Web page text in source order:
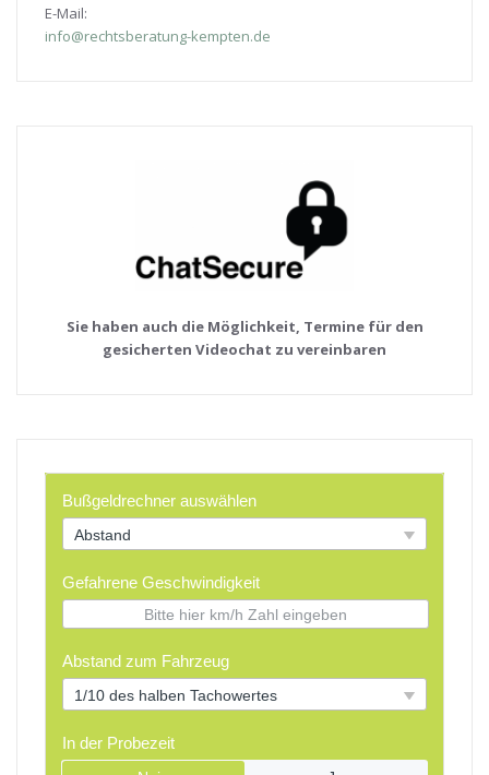
E-Mail:
info@rechtsberatung-kempten.de
Sie haben auch die Möglichkeit, Termine für den
gesicherten Videochat zu vereinbaren